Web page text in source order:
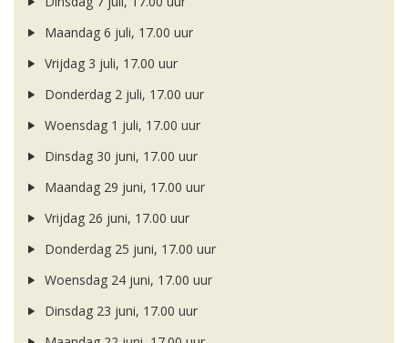
Maandag 6 juli, 17.00 uur
Vrijdag 3 juli, 17.00 uur
Donderdag 2 juli, 17.00 uur
Woensdag 1 juli, 17.00 uur
Dinsdag 30 juni, 17.00 uur
Maandag 29 juni, 17.00 uur
Vrijdag 26 juni, 17.00 uur
Donderdag 25 juni, 17.00 uur
Woensdag 24 juni, 17.00 uur
Dinsdag 23 juni, 17.00 uur